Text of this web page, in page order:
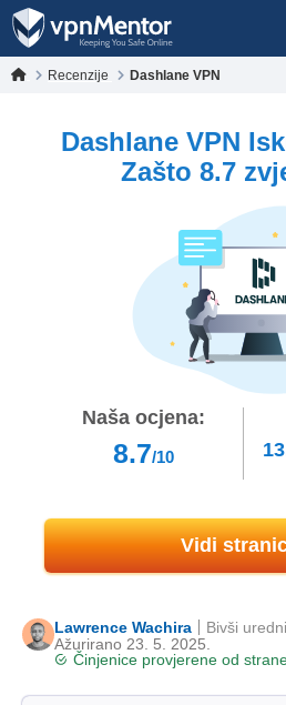
Recenzije Dashlane VPN
Dashlane VPN
Zašto 8.7
Naša ocjena:
8.7/10
Vidi
Lawrence Wachira
Ažurirano 23. 5. 2025.
Činjenice provjerene od
Bivši